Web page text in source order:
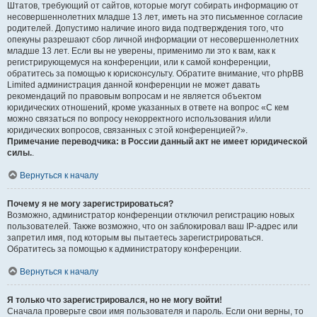
Штатов, требующий от сайтов, которые могут собирать информацию от
несовершеннолетних младше 13 лет, иметь на это письменное согласие
родителей. Допустимо наличие иного вида подтверждения того, что
опекуны разрешают сбор личной информации от несовершеннолетних
младше 13 лет. Если вы не уверены, применимо ли это к вам, как к
регистрирующемуся на конференции, или к самой конференции,
обратитесь за помощью к юрисконсульту. Обратите внимание, что phpBB
Limited администрация данной конференции не может давать
рекомендаций по правовым вопросам и не является объектом
юридических отношений, кроме указанных в ответе на вопрос «С кем
можно связаться по вопросу некорректного использования и/или
юридических вопросов, связанных с этой конференцией?».
Примечание переводчика: в России данный акт не имеет юридической
силы..
Вернуться к началу
Почему я не могу зарегистрироваться?
Возможно, администратор конференции отключил регистрацию новых
пользователей. Также возможно, что он заблокировал ваш IP-адрес или
запретил имя, под которым вы пытаетесь зарегистрироваться.
Обратитесь за помощью к администратору конференции.
Вернуться к началу
Я только что зарегистрировался, но не могу войти!
Сначала проверьте свои имя пользователя и пароль. Если они верны, то